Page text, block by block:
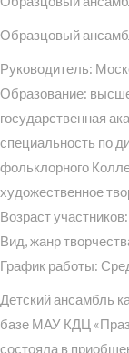
Образцовый
Руководитель:
Образование:
государственная
специальность по
фольклорного
художественное
Возраст
Вид, жанр
График работы:
Детский ансамбль
базе МАУ КДЦ
состояла в